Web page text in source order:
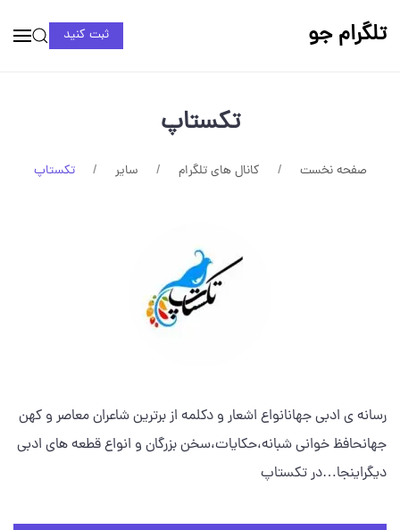
تلگرام جو ثبت کنید
تکستاپ
صفحه نخست کانال های تلگرام سایر تکستاپ
رسانه ی ادبی جهانانواع اشعار و دکلمه از برترین شاعران معاصر و کهن
جهانحافظ خوانی شبانه،حکایات،سخن بزرگان و انواع قطعه های ادبی
دیگراینجا…در تکستاپ